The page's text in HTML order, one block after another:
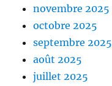
novembre 2025
octobre 2025
septembre 2025
août 2025
juillet 2025